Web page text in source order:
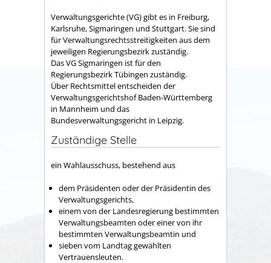
Verwaltungsgerichte (VG) gibt es in Freiburg,
Karlsruhe, Sigmaringen und Stuttgart. Sie sind
für Verwaltungsrechtsstreitigkeiten aus dem
jeweiligen Regierungsbezirk zuständig.
Das VG Sigmaringen ist für den
Regierungsbezirk Tübingen zuständig.
Über Rechtsmittel entscheiden der
Verwaltungsgerichtshof Baden-Württemberg
in Mannheim und das
Bundesverwaltungsgericht in Leipzig.
Zuständige Stelle
ein Wahlausschuss, bestehend aus
dem Präsidenten oder der Präsidentin des
Verwaltungsgerichts,
einem von der Landesregierung bestimmten
Verwaltungsbeamten oder einer von ihr
bestimmten Verwaltungsbeamtin und
sieben vom Landtag gewählten
Vertrauensleuten.